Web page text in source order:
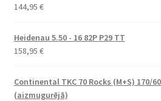
144,95 €
Heidenau 5.50 - 16 82P P29 TT
158,95 €
Continental TKC 70 Rocks (M+S) 170/60
(aizmugurējā)